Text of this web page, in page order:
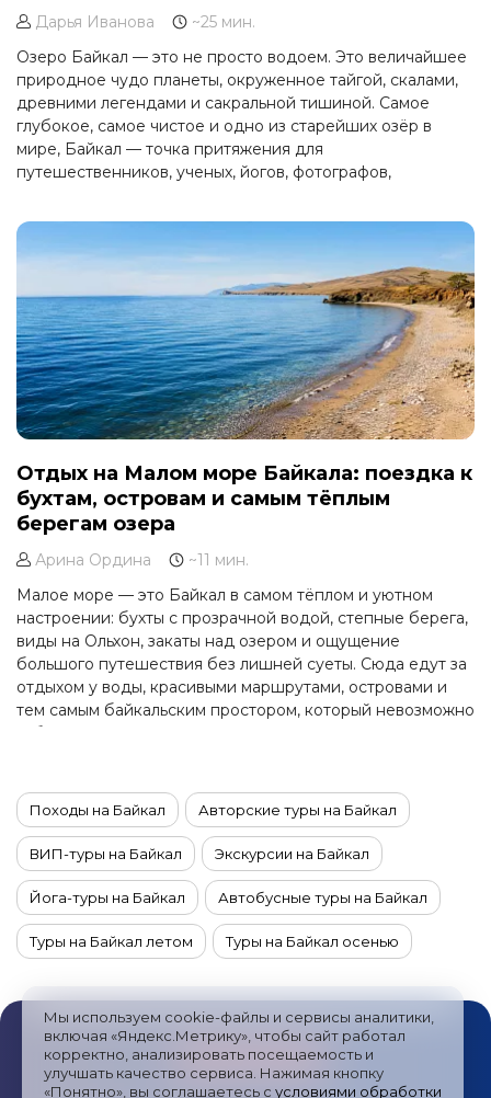
Мы используем cookie-файлы и сервисы аналитики,
включая «Яндекс.Метрику», чтобы сайт работал
корректно, анализировать посещаемость и
улучшать качество сервиса. Нажимая кнопку
«Понятно», вы соглашаетесь с условиями обработки
Дарья Иванова
~25 мин.
Озеро Байкал — это не просто водоем. Это величайшее
природное чудо планеты, окруженное тайгой, скалами,
древними легендами и сакральной тишиной. Самое
глубокое, самое чистое и одно из старейших озёр в
мире, Байкал — точка притяжения для
путешественников, ученых, йогов, фотографов,
Отдых на Малом море Байкала: поездка к
бухтам, островам и самым тёплым
берегам озера
Арина Ордина
~11 мин.
Малое море — это Байкал в самом тёплом и уютном
настроении: бухты с прозрачной водой, степные берега,
виды на Ольхон, закаты над озером и ощущение
большого путешествия без лишней суеты. Сюда едут за
отдыхом у воды, красивыми маршрутами, островами и
тем самым байкальским простором, который невозможно
Походы на Байкал Авторские туры на Байкал
ВИП-туры на Байкал Экскурсии на Байкал
Йога-туры на Байкал Автобусные туры на Байкал
Туры на Байкал летом Туры на Байкал осенью
Туры на Байкал из Санкт-Петербурга
Комбинированные туры на Байкал